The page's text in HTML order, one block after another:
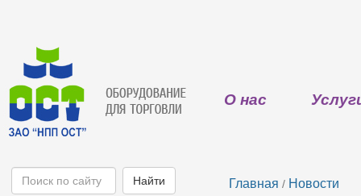
О нас
Главная / Новости